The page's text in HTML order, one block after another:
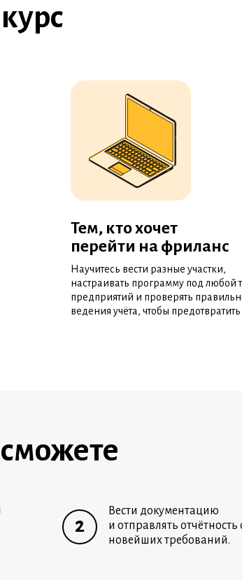
Тем, кто хочет
перейти на фриланс
Научитесь вести разные участки,
настраивать программу под любой
предприятий и проверять
ведения учёта, чтобы
Вести документацию
и отправлять отчётность
новейших требований.
2